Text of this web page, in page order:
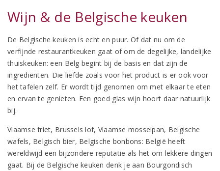
Wijn & de Belgische keuken
De Belgische keuken is echt en puur. Of dat nu om de
verfijnde restaurantkeuken gaat of om de degelijke, landelijke
thuiskeuken: een Belg begint bij de basis en dat zijn de
ingrediënten. Die liefde zoals voor het product is er ook voor
het tafelen zelf. Er wordt tijd genomen om met elkaar te eten
en ervan te genieten. Een goed glas wijn hoort daar natuurlijk
bij.
Vlaamse friet, Brussels lof, Vlaamse mosselpan, Belgische
wafels, Belgisch bier, Belgische bonbons: België heeft
wereldwijd een bijzondere reputatie als het om lekkere dingen
gaat. Bij de Belgische keuken denk je aan Bourgondisch